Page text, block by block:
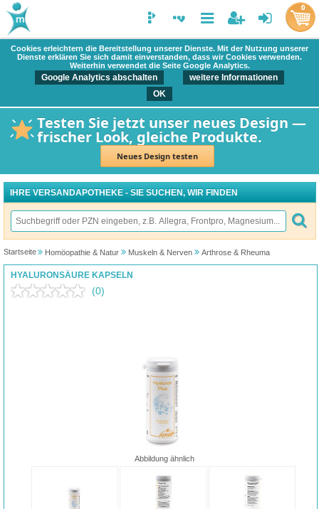
Cookies erleichtern die Bereitstellung unserer Dienste. Mit der Nutzung unserer
Dienste erklären Sie sich damit einverstanden, dass wir Cookies verwenden.
Weiterhin verwendet die Seite Google Analytics.
Google Analytics abschalten
weitere Informationen
OK
Testen Sie jetzt unser neues Design —
frischer Look, gleiche Produkte.
Neues Design testen
0
IHRE VERSANDAPOTHEKE - SIE SUCHEN, WIR FINDEN
Startseite Homöopathie & Natur Muskeln & Nerven Arthrose & Rheuma
HYALURONSÄURE KAPSELN
(0)
Abbildung ähnlich